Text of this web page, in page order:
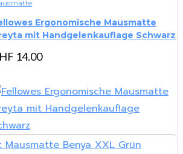
Ergonomische Mausmatte
mit Handgelenkauflage Schwarz
14.00